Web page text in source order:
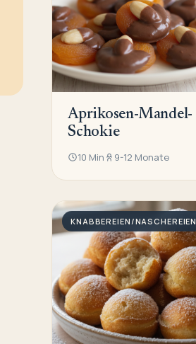
Aprikosen-Mandel-
Schokie
10 Min 9-12 Monate
KNABBEREIEN/NASCHEREIEN